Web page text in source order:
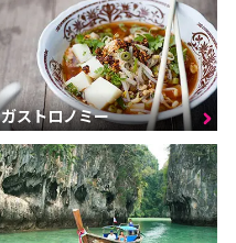
ガストロノミー